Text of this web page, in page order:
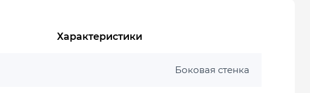
Характеристики
Боковая стенка